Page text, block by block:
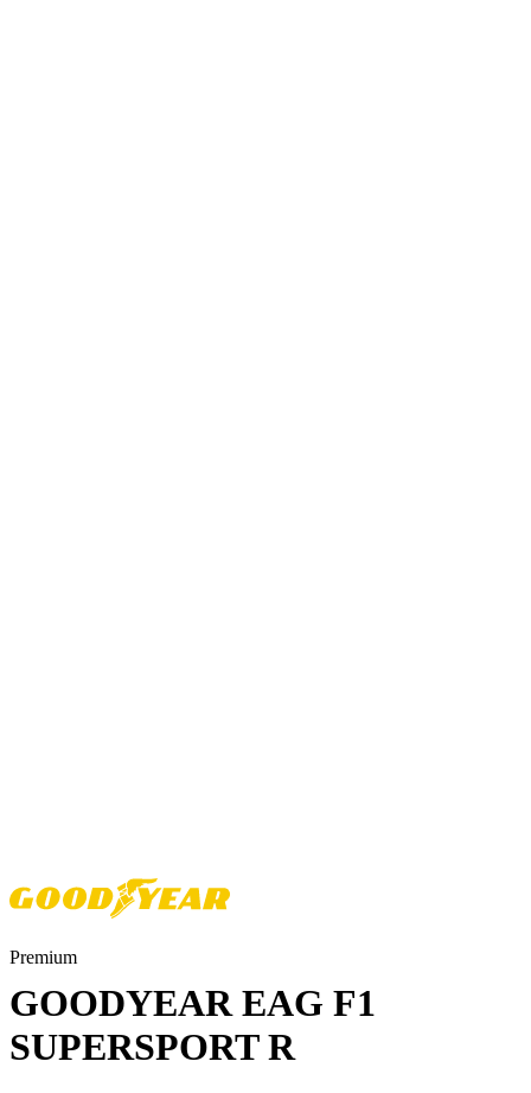
Premium
GOODYEAR EAG F1
SUPERSPORT R